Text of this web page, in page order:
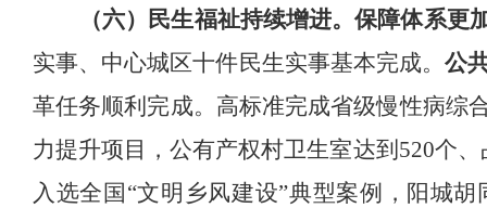
（六）民生福祉持续增进。保障体系更
实事、中心城区十件民生实事基本完成。公
革任务顺利完成。 高标准完成省级慢性病综
力提升项目，公有产权村卫生室达到 520个、
入选全国 “文明乡风建设”典型案例 ， 阳城胡